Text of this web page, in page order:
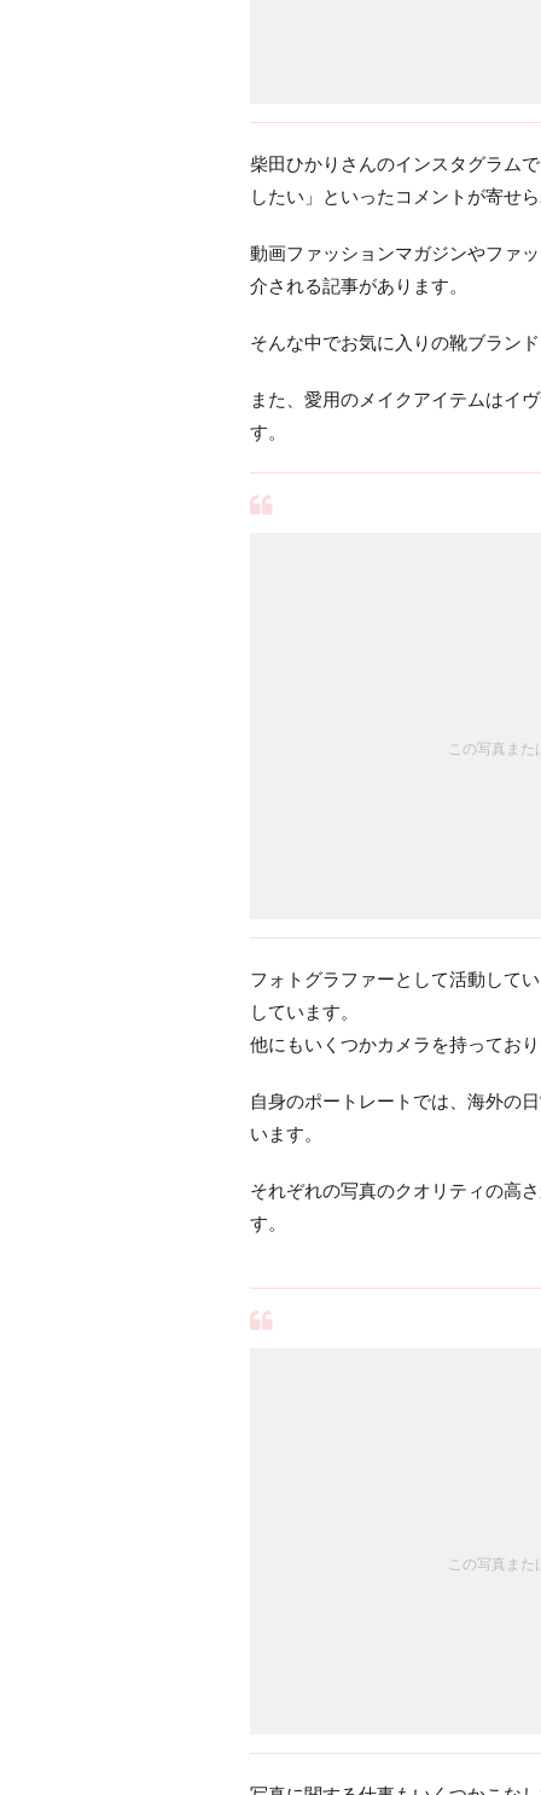
柴田ひかりさんのインスタグラム
したい」といったコメントが寄せ
動画ファッションマガジンやファ
介される記事があります。
そんな中でお気に入りの靴ブラン
また、愛用のメイクアイテムはイ
す。
この写真ま
フォトグラファーとして活動して
しています。
他にもいくつかカメラを持ってお
自身のポートレートでは、海外の
います。
それぞれの写真のクオリティの高
す。
この写真ま